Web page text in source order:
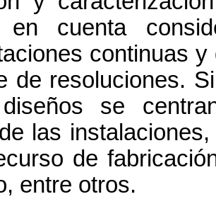
en cuenta
continuas
de resoluciones.
se
las
de
entre otros.